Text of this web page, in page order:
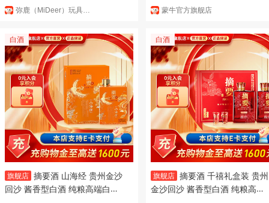
弥鹿（MiDeer）玩具官方旗舰店 蒙牛官方旗舰店
白酒
旗舰店 摘要酒 山海经 贵州金沙
回沙 酱香型白酒 纯粮高端白酒
白酒
旗舰店 摘要酒 千禧礼盒装 贵州
金沙回沙 酱香型白酒 纯粮高端